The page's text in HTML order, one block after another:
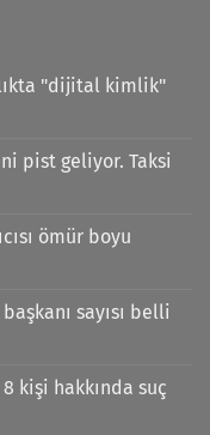
"dijital kimlik"
pist geliyor. Taksi
ömür boyu
sayısı belli
kişi hakkında suç